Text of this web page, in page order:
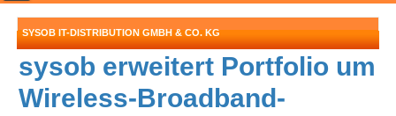
SYSOB IT-DISTRIBUTION GMBH & CO. KG
sysob erweitert Portfolio um
Wireless-Broadband-